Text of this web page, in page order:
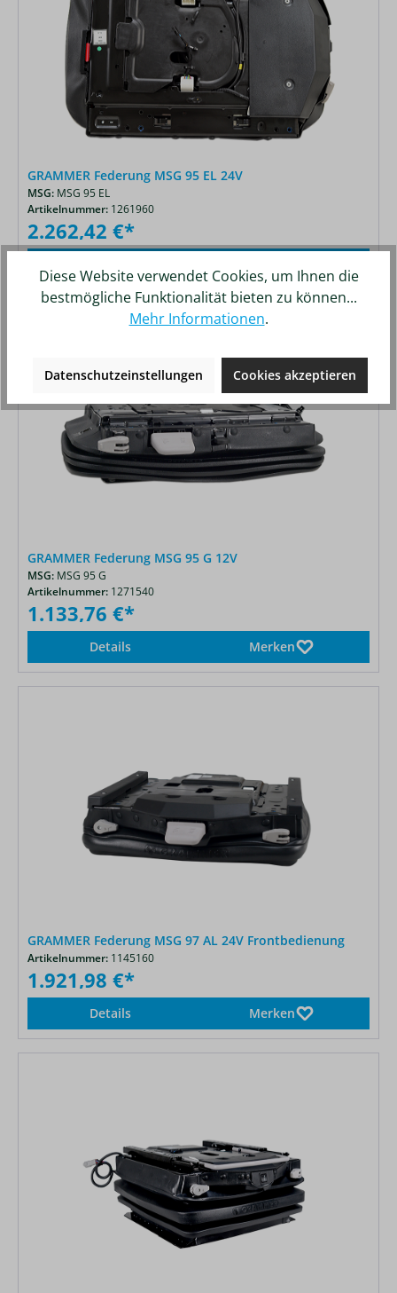
GRAMMER Federung MSG 95 EL 24V
MSG: MSG 95 EL
Artikelnummer: 1261960
2.262,42 €*
GRAMMER Federung MSG 95 G 12V
MSG: MSG 95 G
Artikelnummer: 1271540
1.133,76 €*
Details Merken
GRAMMER Federung MSG 97 AL 24V Frontbedienung
Artikelnummer: 1145160
1.921,98 €*
Details Merken
Diese Website verwendet Cookies, um Ihnen die
bestmögliche Funktionalität bieten zu können...
Mehr Informationen.
Datenschutzeinstellungen Cookies akzeptieren